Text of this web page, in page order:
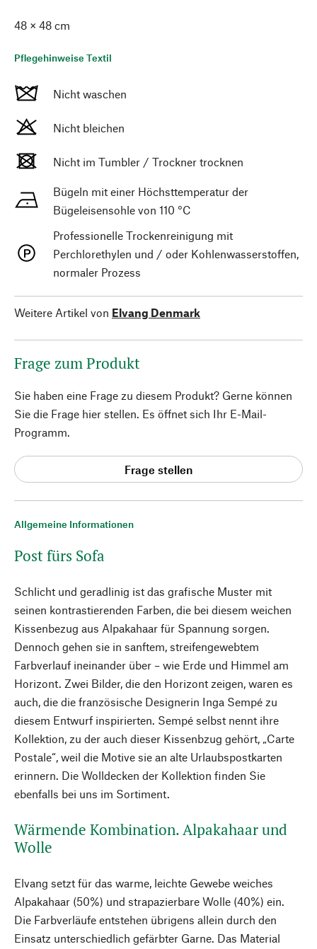
Allgemeine Informationen
Post fürs Sofa
Schlicht und geradlinig ist das grafische Muster mit
seinen kontrastierenden Farben, die bei diesem weichen
Kissenbezug aus Alpakahaar für Spannung sorgen.
Dennoch gehen sie in sanftem, streifengewebtem
Farbverlauf ineinander über – wie Erde und Himmel am
Horizont. Zwei Bilder, die den Horizont zeigen, waren es
auch, die die französische Designerin Inga Sempé zu
diesem Entwurf inspirierten. Sempé selbst nennt ihre
Kollektion, zu der auch dieser Kissenbzug gehört, „Carte
Postale“, weil die Motive sie an alte Urlaubspostkarten
erinnern. Die Wolldecken der Kollektion finden Sie
ebenfalls bei uns im Sortiment.
Wärmende Kombination. Alpakahaar und
Wolle
Elvang setzt für das warme, leichte Gewebe weiches
Alpakahaar (50%) und strapazierbare Wolle (40%) ein.
Die Farbverläufe entstehen übrigens allein durch den
Einsatz unterschiedlich gefärbter Garne. Das Material
48 × 48 cm
Pflegehinweise Textil
Nicht waschen
Nicht bleichen
Nicht im Tumbler / Trockner trocknen
Bügeln mit einer Höchsttemperatur der
Bügeleisensohle von 110 °C
Professionelle Trockenreinigung mit
Perchlorethylen und / oder Kohlenwasserstoffen,
normaler Prozess
Weitere Artikel von Elvang Denmark
Frage zum Produkt
Sie haben eine Frage zu diesem Produkt? Gerne können
Sie die Frage hier stellen. Es öffnet sich Ihr E-Mail-
Programm.
Frage stellen